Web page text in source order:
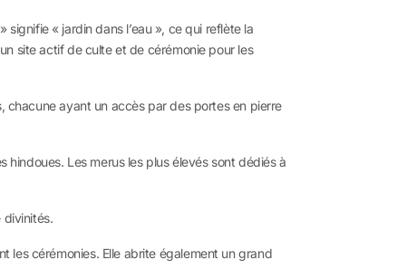
« jardin dans l’eau », ce qui reflète la
site actif de culte et de cérémonie pour les
chacune ayant un accès par des portes en pierre
Les merus les plus élevés sont dédiés à
divinités.
les cérémonies. Elle abrite également un grand